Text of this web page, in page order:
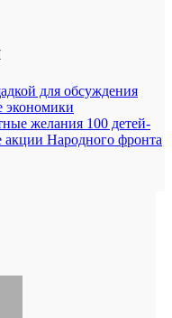
для обсуждения
экономики
желания 100 детей-
акции Народного фронта